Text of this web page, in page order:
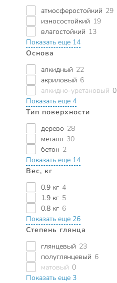
атмосферостойкий 29
износостойкий 19
влагостойкий 13
Показать еще 14
Основа
алкидный 22
акриловый 6
алкидно-уретановый 0
Показать еще 4
Тип поверхности
дерево 28
металл 30
бетон 2
Показать еще 14
Вес, кг
0.9 кг 4
1.9 кг 5
0.8 кг 6
Показать еще 26
Степень глянца
глянцевый 23
полуглянцевый 6
матовый 0
Показать еще 3